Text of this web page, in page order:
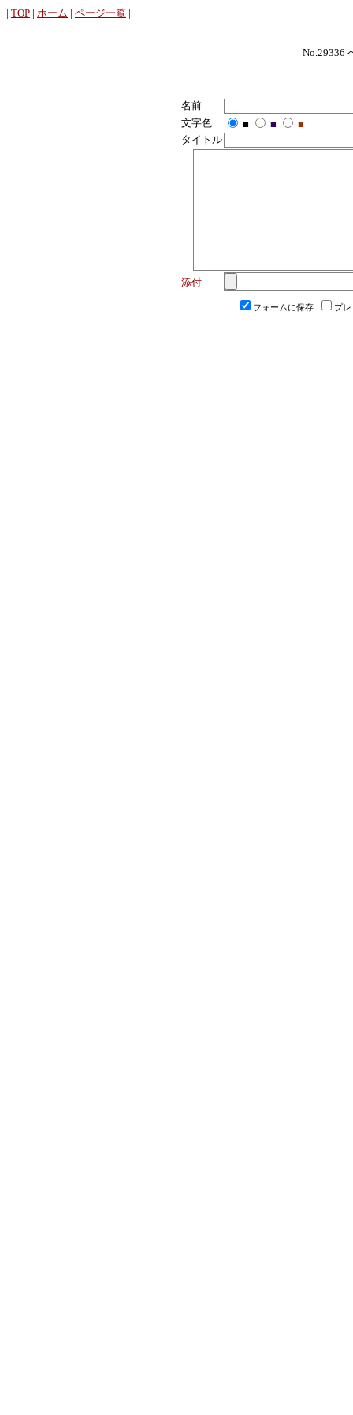
| TOP | ホーム | ページ一覧 |
No.29336
名前
文字色
■ ■
■
タイトル
添付
フォームに保存 プ